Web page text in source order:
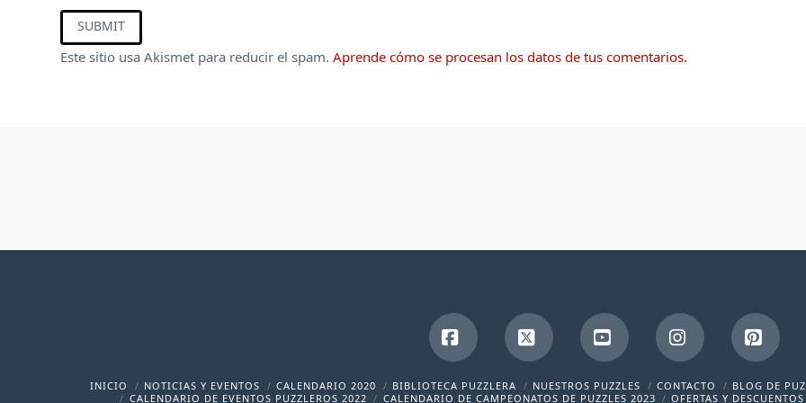
Este sitio usa Akismet para reducir el spam.Aprende cómo se procesan los datos de tus comentarios.
FacebookX YouTubeInstagram
INICIO NOTICIAS Y EVENTOS CALENDARIO 2020 BIBLIOTECA PUZZLERA NUESTROS PUZZLES CONTACTO BLOG DE
CALENDARIO DE EVENTOS PUZZLEROS 2022
CALENDARIO DE CAMPEONATOS DE PUZZLES 2023 OFERTAS Y DESCUENTOS